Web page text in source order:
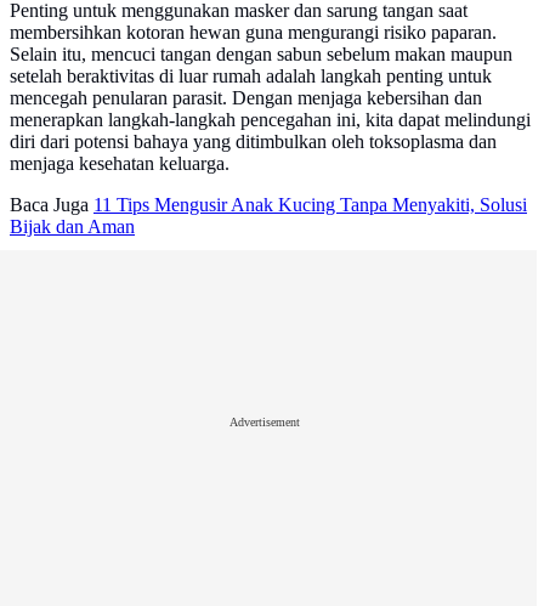
Penting untuk menggunakan masker dan sarung tangan saat
membersihkan kotoran hewan guna mengurangi risiko paparan.
Selain itu, mencuci tangan dengan sabun sebelum makan maupun
setelah beraktivitas di luar rumah adalah langkah penting untuk
mencegah penularan parasit. Dengan menjaga kebersihan dan
menerapkan langkah-langkah pencegahan ini, kita dapat melindungi
diri dari potensi bahaya yang ditimbulkan oleh toksoplasma dan
menjaga kesehatan keluarga.
Baca Juga 11 Tips Mengusir Anak Kucing Tanpa Menyakiti, Solusi
Bijak dan Aman
Advertisement